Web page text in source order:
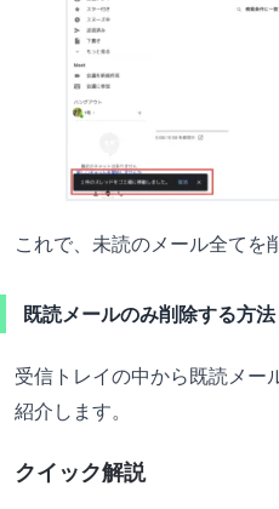
これで、未読のメール全てを
既読メールのみ削除する方法
受信トレイの中から既読メー
紹介します。
クイック解説